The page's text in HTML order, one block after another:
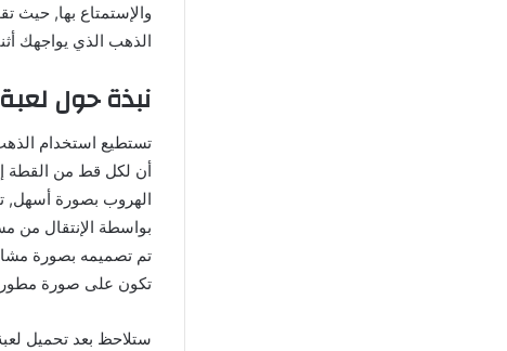
والإستمتاع بها, حيث
الذهب الذي يواجهك
نبذة حول لعبة Talking Tom Gold Run مهكرة أخر إصدار مجاناً
تستطيع استخدام
أن لكل قط من القطة
بواسطة الإنتقال من
تم تصميمه بصورة
تكون على صورة